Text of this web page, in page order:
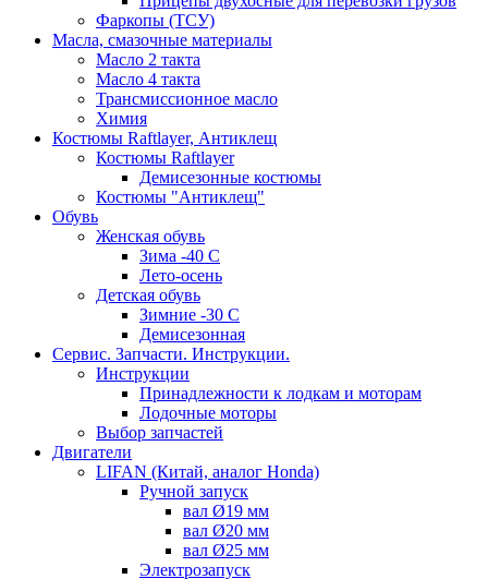
Фаркопы (ТСУ)
Масла, смазочные материалы
Масло 2 такта
Масло 4 такта
Трансмиссионное масло
Химия
Костюмы Raftlayer, Антиклещ
Костюмы Raftlayer
Демисезонные костюмы
Костюмы "Антиклещ"
Обувь
Женская обувь
Зима -40 С
Лето-осень
Детская обувь
Зимние -30 С
Демисезонная
Сервис. Запчасти. Инструкции.
Инструкции
Принадлежности к лодкам и моторам
Лодочные моторы
Выбор запчастей
Двигатели
LIFAN (Китай, аналог Honda)
Ручной запуск
вал Ø19 мм
вал Ø20 мм
вал Ø25 мм
Электрозапуск